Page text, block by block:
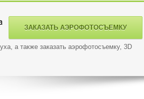
ЗАКАЗАТЬ АЭРОФОТОСЪЕМКУ
а также заказать аэрофотосъемку, 3D